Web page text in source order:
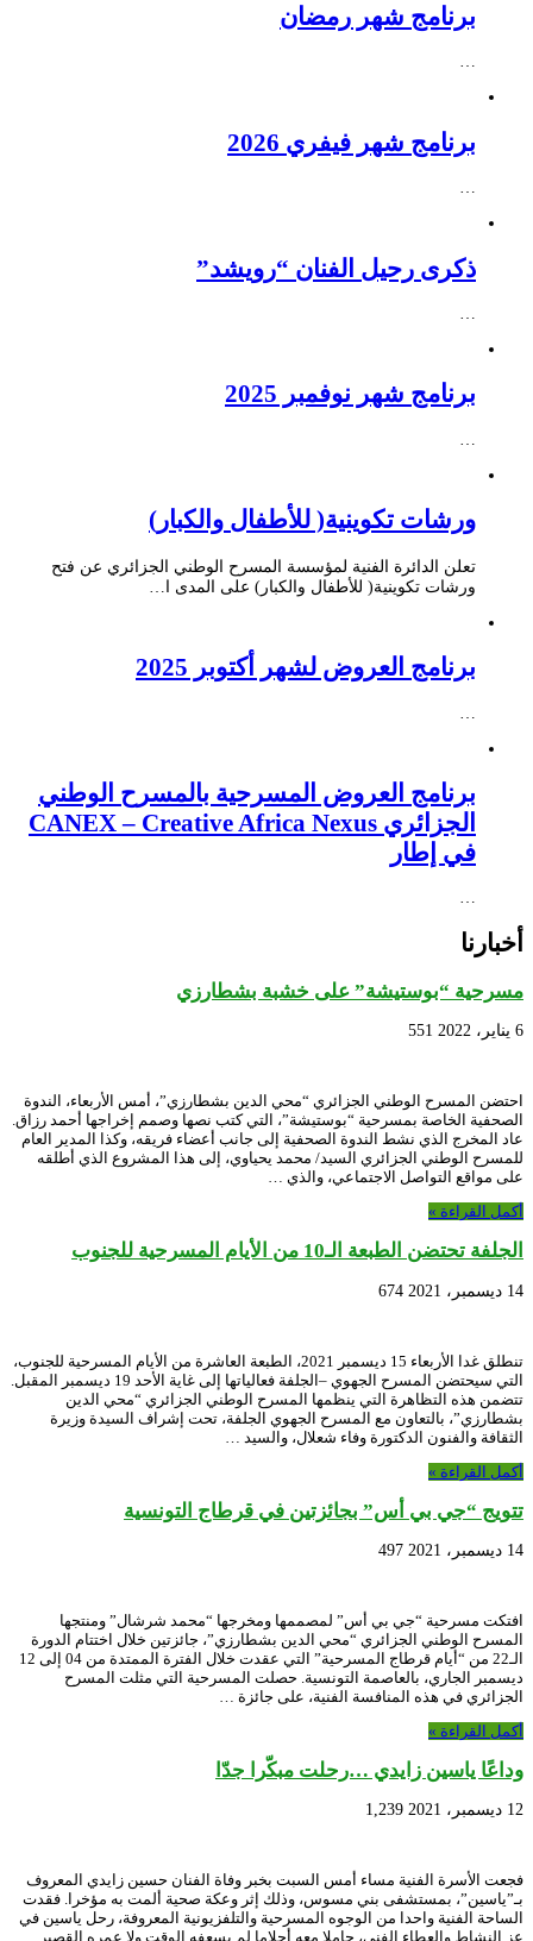
برنامج شهر رمضان
…
برنامج شهر فيفري 2026
…
ذكرى رحيل الفنان “رويشد”
…
برنامج شهر نوفمبر 2025
ورشات تكوينية( للأطفال والكبار)
تعلن الدائرة الفنية لمؤسسة المسرح الوطني الجزائري عن فتح
ورشات تكوينية( للأطفال والكبار) على المدى ا…
برنامج العروض لشهر أكتوبر 2025
برنامج العروض المسرحية بالمسرح الوطني
الجزائري CANEX – Creative Africa Nexus
في إطار
…
أخبارنا
مسرحية “بوستيشة” على خشبة بشطارزي
6 يناير، 2022 551
احتضن المسرح الوطني الجزائري “محي الدين بشطارزي”، أمس الأربعاء، الندوة
الصحفية الخاصة بمسرحية “بوستيشة”، التي كتب نصها وصمم إخراجها أحمد رزاق.
عاد المخرج الذي نشط الندوة الصحفية إلى جانب أعضاء فريقه، وكذا المدير العام
للمسرح الوطني الجزائري السيد/ محمد يحياوي، إلى هذا المشروع الذي أطلقه
على مواقع التواصل الاجتماعي، والذي …
أكمل القراءة »
الجلفة تحتضن الطبعة الـ10 من الأيام المسرحية للجنوب
14 ديسمبر، 2021 674
تنطلق غدا الأربعاء 15 ديسمبر 2021، الطبعة العاشرة من الأيام المسرحية للجنوب،
التي سيحتضن المسرح الجهوي –الجلفة فعالياتها إلى غاية الأحد 19 ديسمبر المقبل.
تتضمن هذه التظاهرة التي ينظمها المسرح الوطني الجزائري “محي الدين
بشطارزي”، بالتعاون مع المسرح الجهوي الجلفة، تحت إشراف السيدة وزيرة
الثقافة والفنون الدكتورة وفاء شعلال، والسيد …
أكمل القراءة »
تتويج “جي بي أس” بجائزتين في قرطاج التونسية
14 ديسمبر، 2021 497
افتكت مسرحية “جي بي أس” لمصممها ومخرجها “محمد شرشال” ومنتجها
المسرح الوطني الجزائري “محي الدين بشطارزي”، جائزتين خلال اختتام الدورة
الـ22 من “أيام قرطاج المسرحية” التي عقدت خلال الفترة الممتدة من 04 إلى 12
ديسمبر الجاري، بالعاصمة التونسية. حصلت المسرحية التي مثلت المسرح
الجزائري في هذه المنافسة الفنية، على جائزة …
أكمل القراءة »
وداعًا ياسين زايدي …رحلت مبكّرا جدّا
12 ديسمبر، 2021 1,239
فجعت الأسرة الفنية مساء أمس السبت بخبر وفاة الفنان حسين زايدي المعروف
بـ”ياسين”، بمستشفى بني مسوس، وذلك إثر وعكة صحية ألمت به مؤخرا. فقدت
الساحة الفنية واحدا من الوجوه المسرحية والتلفزيونية المعروفة، رحل ياسين في
عز النشاط والعطاء الفني، حاملا معه أحلاما لم يسعفه الوقت ولا عمره القصير